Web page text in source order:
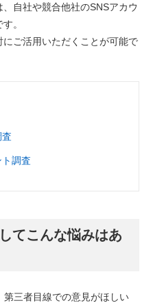
自社や競合他社のSNSアカウ
。
ご活用いただくことが可能で
調査
てこんな悩みはあ
第三者目線での意見がほしい